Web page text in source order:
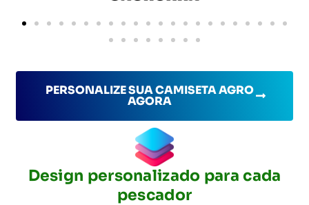
PERSONALIZE SUA CAMISETA AGRO
AGORA
Design personalizado para cada
pescador